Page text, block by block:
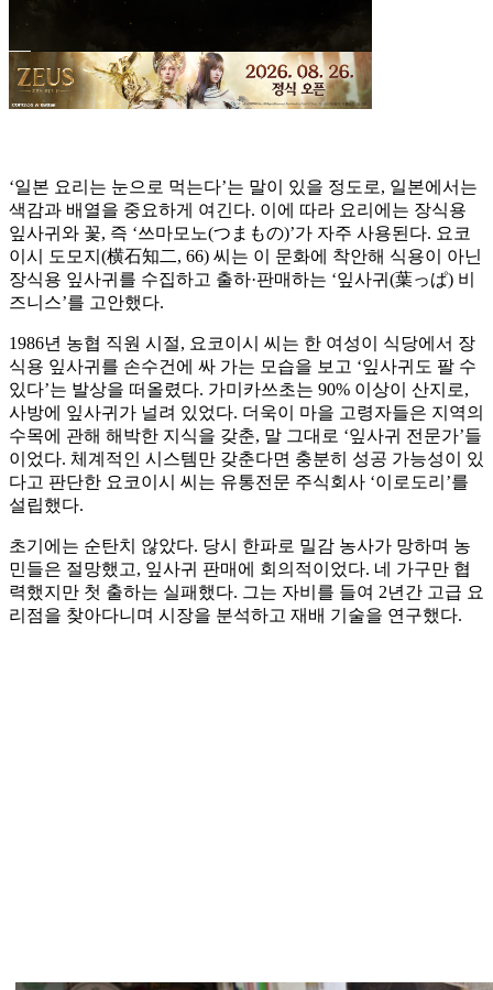
‘일본 요리는 눈으로 먹는다’는 말이 있을 정도로, 일본에서는
색감과 배열을 중요하게 여긴다. 이에 따라 요리에는 장식용
잎사귀와 꽃, 즉 ‘쓰마모노(つまもの)’가 자주 사용된다. 요코
이시 도모지(横石知二, 66) 씨는 이 문화에 착안해 식용이 아닌
장식용 잎사귀를 수집하고 출하·판매하는 ‘잎사귀(葉っぱ) 비
즈니스’를 고안했다.
1986년 농협 직원 시절, 요코이시 씨는 한 여성이 식당에서 장
식용 잎사귀를 손수건에 싸 가는 모습을 보고 ‘잎사귀도 팔 수
있다’는 발상을 떠올렸다. 가미카쓰초는 90% 이상이 산지로,
사방에 잎사귀가 널려 있었다. 더욱이 마을 고령자들은 지역의
수목에 관해 해박한 지식을 갖춘, 말 그대로 ‘잎사귀 전문가’들
이었다. 체계적인 시스템만 갖춘다면 충분히 성공 가능성이 있
다고 판단한 요코이시 씨는 유통전문 주식회사 ‘이로도리’를
설립했다.
초기에는 순탄치 않았다. 당시 한파로 밀감 농사가 망하며 농
민들은 절망했고, 잎사귀 판매에 회의적이었다. 네 가구만 협
력했지만 첫 출하는 실패했다. 그는 자비를 들여 2년간 고급 요
리점을 찾아다니며 시장을 분석하고 재배 기술을 연구했다.